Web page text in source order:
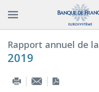
Rapport annuel de la
2019